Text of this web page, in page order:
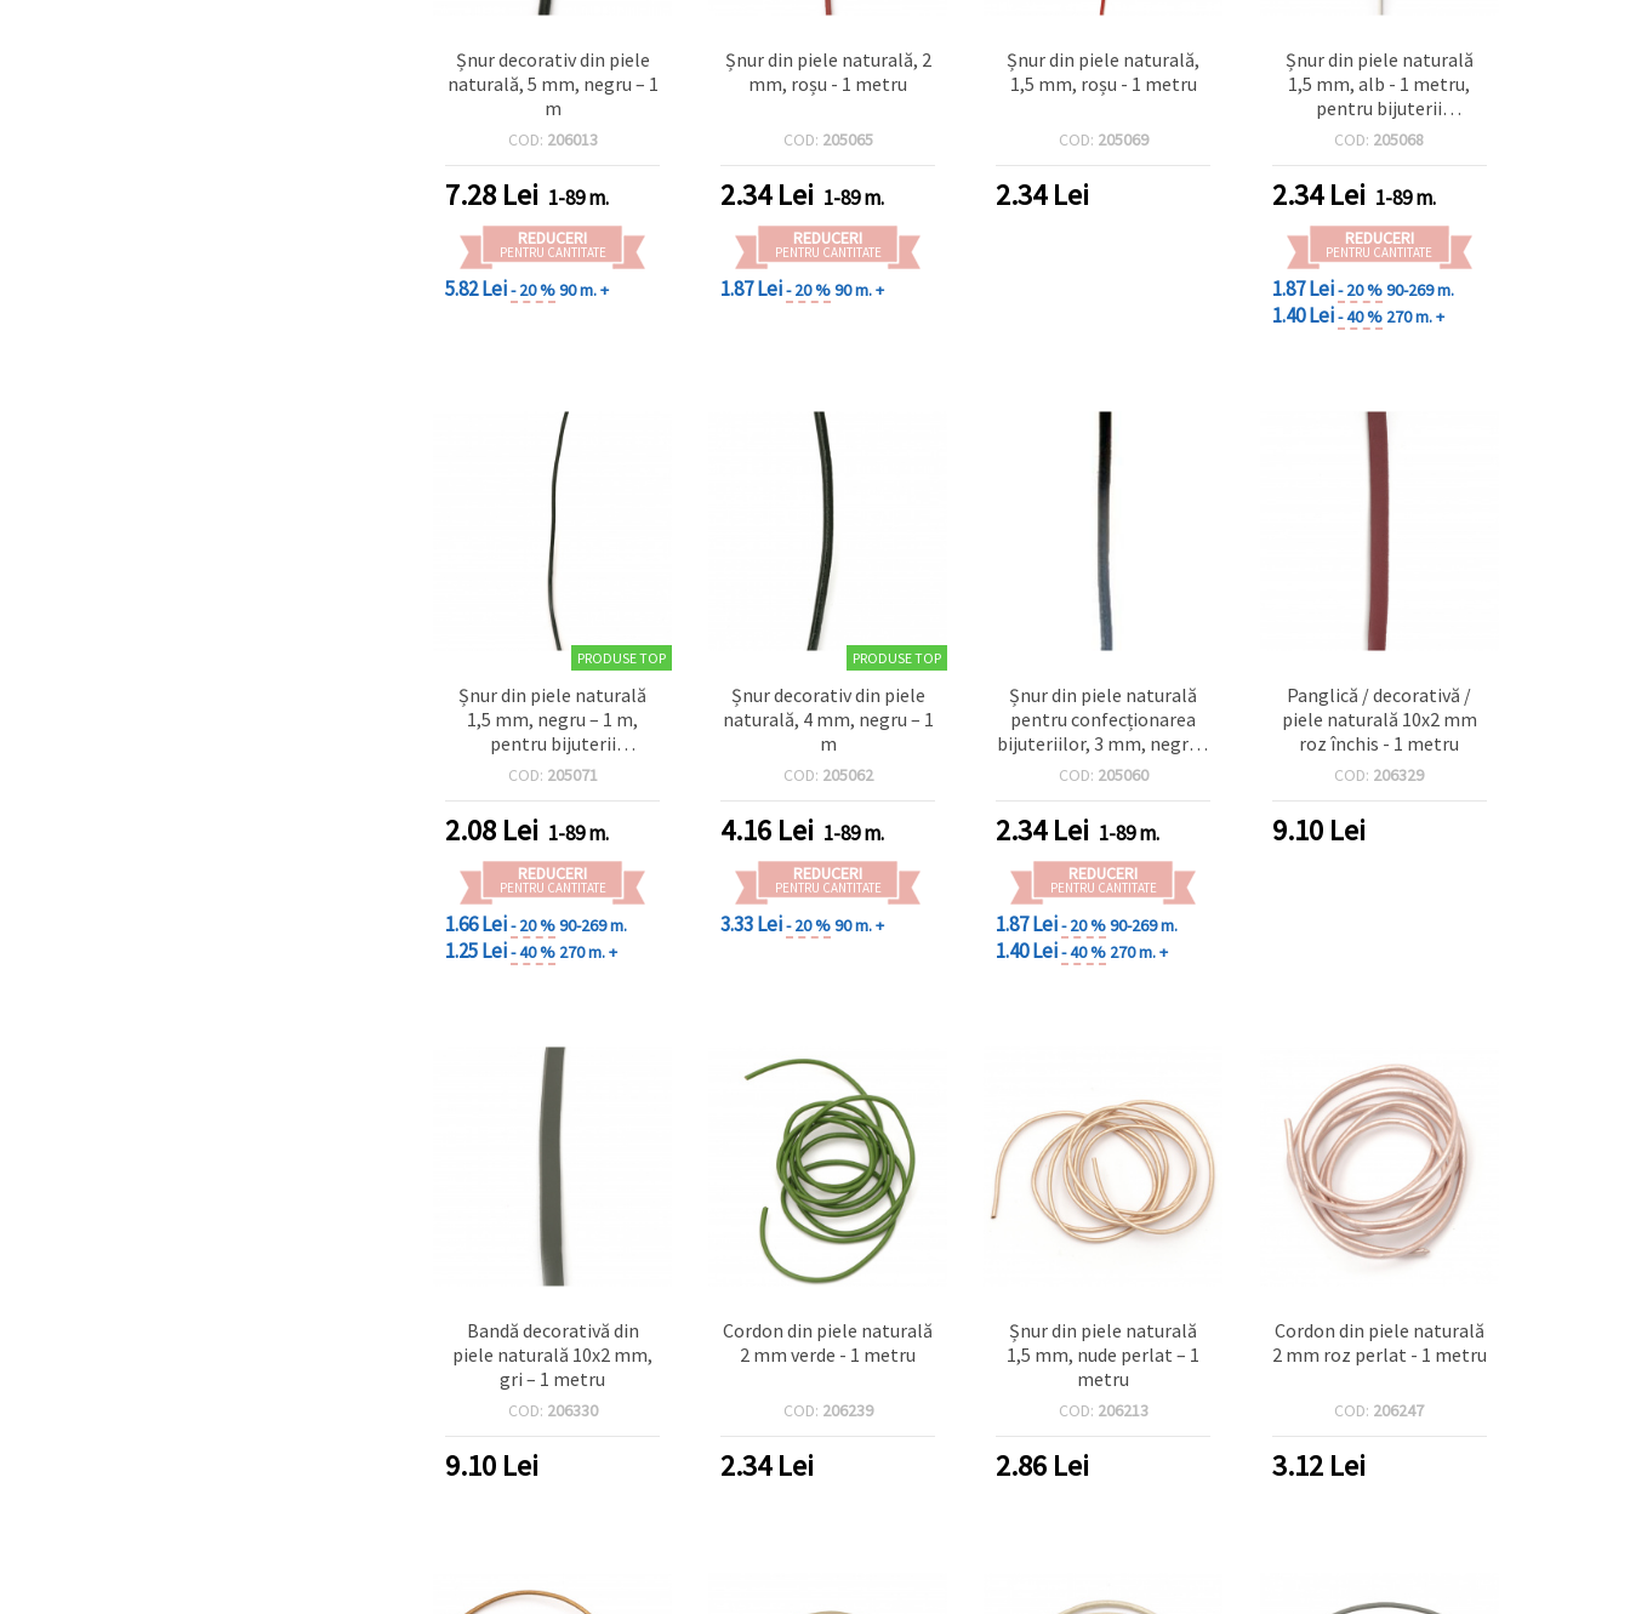
Șnur decorativ din piele
naturală, 5 mm, negru – 1
m
COD: 206013
7.28 Lei 1-89 m.
REDUCERI
PENTRU CANTITATE
5.82 Lei- 20 %90 m. +
Șnur din piele naturală, 2
mm, roșu - 1 metru
COD: 205065
2.34Lei 1-89 m.
REDUCERI
PENTRU CANTITATE
1.87 Lei- 20 %90 m. +
Șnur din piele naturală,
1,5 mm, roșu - 1 metru
COD: 205069
2.34Lei
Șnur din piele naturală
1,5 mm, alb - 1 metru,
pentru bijuterii
handmade și accesorii DIY
COD: 205068
2.34Lei 1-89 m.
REDUCERI
PENTRU CANTITATE
1.87 Lei- 20 %90-269 m.
1.40 Lei- 40 % 270 m. +
PRODUSE TOP
Șnur din piele naturală
1,5 mm, negru – 1 m,
pentru bijuterii
handmade și accesorii
COD: 205071
2.08 Lei 1-89 m.
REDUCERI
PENTRU CANTITATE
1.66 Lei- 20 %90-269 m.
1.25 Lei- 40 % 270 m. +
PRODUSE TOP
Șnur decorativ din piele
naturală, 4 mm, negru – 1
m
COD: 205062
4.16 Lei 1-89 m.
REDUCERI
PENTRU CANTITATE
3.33 Lei- 20 %90 m. +
Șnur din piele naturală
pentru confecționarea
bijuteriilor, 3 mm, negru -
1 metru
COD: 205060
2.34Lei 1-89 m.
REDUCERI
PENTRU CANTITATE
1.87 Lei- 20 %90-269 m.
1.40 Lei- 40 % 270 m. +
Panglică / decorativă /
piele naturală 10x2 mm
roz închis - 1 metru
COD: 206329
9.10Lei
Bandă decorativă din
piele naturală 10x2 mm,
gri – 1 metru
COD: 206330
9.10 Lei
Cordon din piele naturală
2 mm verde - 1 metru
COD: 206239
2.34Lei
Șnur din piele naturală
1,5 mm, nude perlat – 1
metru
COD: 206213
2.86 Lei
Cordon din piele naturală
2 mm roz perlat - 1 metru
COD: 206247
3.12Lei